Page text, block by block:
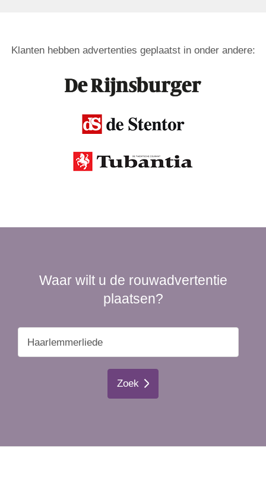
Klanten hebben advertenties geplaatst in onder andere:
Waar wilt u de rouwadvertentie
plaatsen?
Zoek